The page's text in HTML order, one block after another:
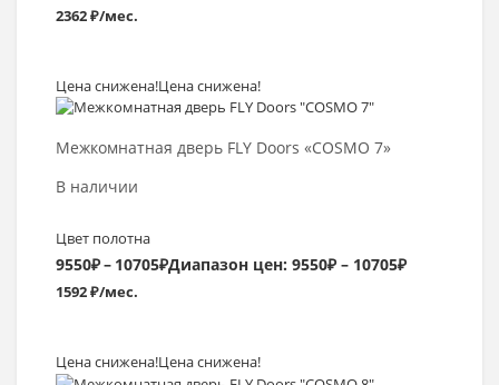
2362 ₽/мес.
Цена снижена!Цена снижена!
Межкомнатная дверь FLY Doors «COSMO 7»
В наличии
Цвет полотна
9550₽– 10705₽Диапазон цен: 9550₽ – 10705₽
1592 ₽/мес.
Выбрать >
Цена снижена!Цена снижена!
Выбрать >